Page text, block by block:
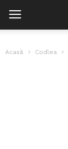
Acasă Codlea